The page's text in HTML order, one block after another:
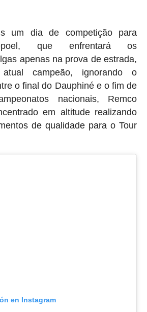
um dia de competição para
que enfrentará os
apenas na prova de estrada,
campeão, ignorando o
o final do Dauphiné e o fim de
nacionais, Remco
em altitude realizando
de qualidade para o Tour
en Instagram